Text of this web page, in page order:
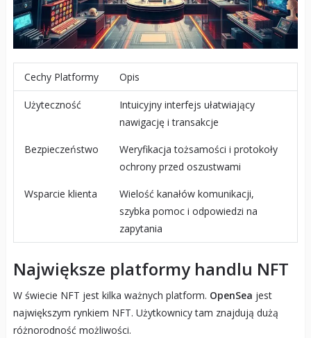
Cechy Platformy Opis
Użyteczność
Intuicyjny interfejs ułatwiający
nawigację i transakcje
Bezpieczeństwo
Weryfikacja tożsamości i protokoły
ochrony przed oszustwami
Wsparcie klienta
Wielość kanałów komunikacji,
szybka pomoc i odpowiedzi na
zapytania
Największe platformy handlu NFT
W świecie NFT jest kilka ważnych platform. OpenSea jest
największym rynkiem NFT. Użytkownicy tam znajdują dużą
różnorodność możliwości.